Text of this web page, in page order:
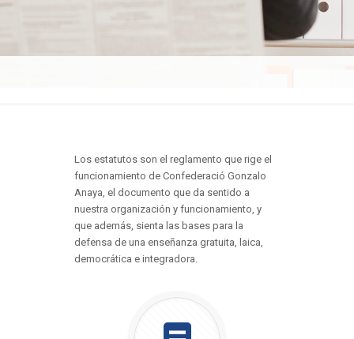
Los estatutos son el reglamento que rige el
funcionamiento de Confederació Gonzalo
Anaya, el documento que da sentido a
nuestra organización y funcionamiento, y
que además, sienta las bases para la
defensa de una enseñanza gratuita, laica,
democrática e integradora.